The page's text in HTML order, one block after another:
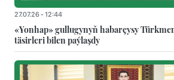
27.07.26 - 12:44
«Yonhap» gullugynyň habarçysy
täsirleri bilen paýlaşdy